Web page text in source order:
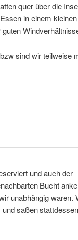
quer über die
in einem
sind wir teilweise
und auch der
Bucht
unabhängig waren.
saßen